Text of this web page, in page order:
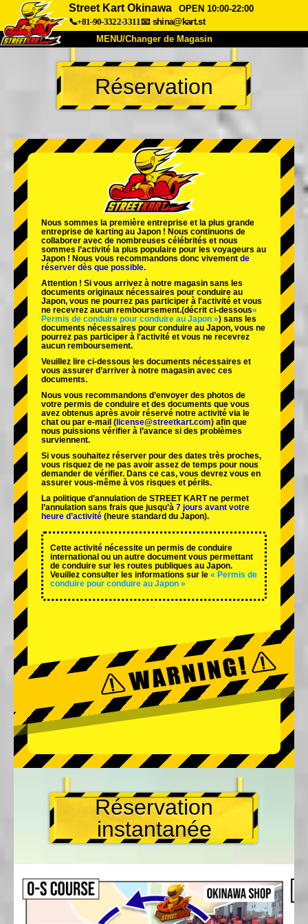
Street Kart Okinawa
OPEN 10:00-22:00
📞+81-90-3322-3311📧 shina@kart.st
MENU/Changer de Magasin
ACCUEIL
À Propos Caractéristiques Tarifs
Entreprise Réservation
Changer de Magasin
Tokyo Shinagawa Tokyo Akihabara#1
Tokyo Akihabara#2
Tokyo Shibuya Annexe Baie de Tokyo
Tokyo Asakusa Osaka
Réservation
Nous sommes la première entreprise et la plus grande
entreprise de karting au Japon ! Nous continuons de
collaborer avec de nombreuses célébrités et nous
sommes l’activité la plus populaire pour les voyageurs au
Japon ! Nous vous recommandons donc vivement de
réserver dès que possible.
Attention ! Si vous arrivez à notre magasin sans les
documents originaux nécessaires pour conduire au
Japon, vous ne pourrez pas participer à l'activité et vous
ne recevrez aucun remboursement.(décrit ci-dessous«
Permis de conduire pour conduire au Japon ») sans les
documents nécessaires pour conduire au Japon, vous ne
pourrez pas participer à l'activité et vous ne recevrez
aucun remboursement.
Veuillez lire ci-dessous les documents nécessaires et
vous assurer d’arriver à notre magasin avec ces
documents.
Nous vous recommandons d’envoyer des photos de
votre permis de conduire et des documents que vous
avez obtenus après avoir réservé notre activité via le
chat ou par e-mail ( license@streetkart.com) afin que
nous puissions vérifier à l’avance si des problèmes
surviennent.
Si vous souhaitez réserver pour des dates très proches,
vous risquez de ne pas avoir assez de temps pour nous
demander de vérifier. Dans ce cas, vous devrez vous en
assurer vous-même à vos risques et périls.
La politique d’annulation de STREET KART ne permet
l’annulation sans frais que jusqu’à 7 jours avant votre
heure d’activité (heure standard du Japon).
Cette activité nécessite un permis de conduire
international ou un autre document vous permettant
de conduire sur les routes publiques au Japon.
Veuillez consulter les informations sur le « Permis de
conduire pour conduire au Japon »
Réservation
instantanée